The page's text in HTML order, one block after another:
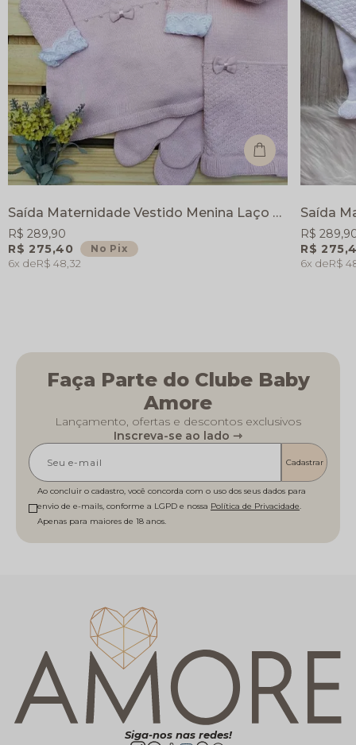
Saída Maternidade Vestido Menina Laço de Amor - Rosa - Vestido Calça e Manta
R$ 275,40 No Pix
R$ 289,90
6x R$ 48,32
R$
R$
6x R$
Faça Parte do Clube Baby
Amore
Lançamento, ofertas e descontos exclusivos
Inscreva-se ao lado ⇾
Cadastrar
Ao concluir o cadastro, você concorda com o uso dos seus dados para
envio de e-mails, conforme a LGPD e nossa Política de Privacidade
Siga-nos nas redes!